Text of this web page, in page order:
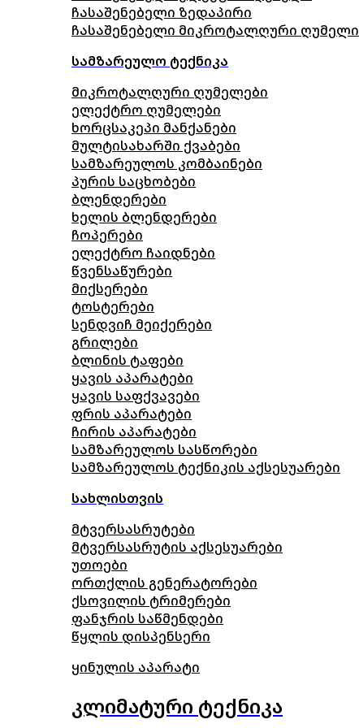
ჩასაშენებელი ზედაპირი
ჩასაშენებელი მიკროტალღური ღუმელი
სამზარეულო ტექნიკა
მიკროტალღური ღუმელები
ელექტრო ღუმელები
ხორცსაკეპი მანქანები
მულტისახარში ქვაბები
სამზარეულოს კომბაინები
პურის საცხობები
ბლენდერები
ხელის ბლენდერები
ჩოპერები
ელექტრო ჩაიდნები
წვენსაწურები
მიქსერები
ტოსტერები
სენდვიჩ მეიქერები
გრილები
ბლინის ტაფები
ყავის აპარატები
ყავის საფქვავები
ფრის აპარატები
ჩირის აპარატები
სამზარეულოს სასწორები
სამზარეულოს ტექნიკის აქსესუარები
სახლისთვის
მტვერსასრუტები
მტვერსასრუტის აქსესუარები
უთოები
ორთქლის გენერატორები
ქსოვილის ტრიმერები
ფანჯრის საწმენდები
წყლის დისპენსერი
ყინულის აპარატი
კლიმატური ტექნიკა